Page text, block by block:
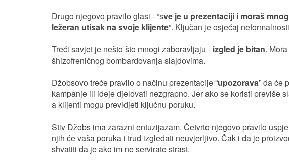
Drugo njegovo pravilo glasi - “sve je u prezentaciji i moraš
ležeran utisak na svoje klijente”. Ključan je osjećaj
Treći savjet je nešto što mnogi zaboravljaju - izgled je bitan.
šhizofreničnog bombardovanja slajdovima.
Džobsovo treće pravilo o načinu prezentacije “upozorava” da će
kampanje ili ideje djelovati nezgrapno. Jer ako se koristi previše
a klijenti mogu previdjeti ključnu poruku.
Stiv Džobs ima zarazni entuzijazam. Četvrto njegovo pravilo
njih će vaša poruka i trud izgledati neuvjerljivo. Čak i da je
shvatiti da je ako im ne servirate strast.